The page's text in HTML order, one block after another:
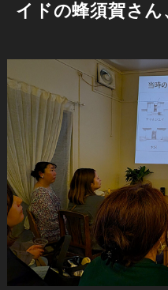
イドの蜂須賀さん